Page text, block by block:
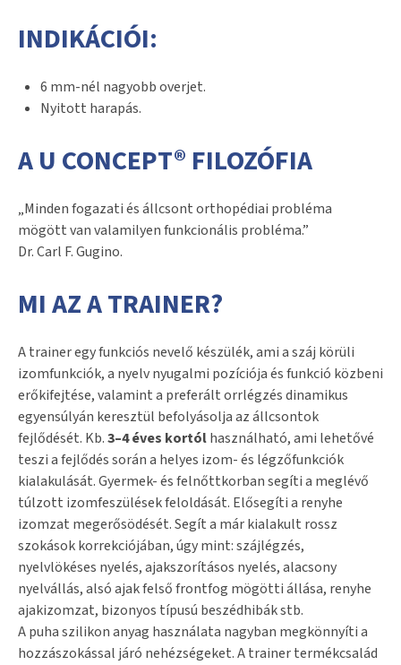
INDIKÁCIÓI:
6 mm-nél nagyobb overjet.
Nyitott harapás.
A U CONCEPT® FILOZÓFIA
„Minden fogazati és állcsont orthopédiai probléma
mögött van valamilyen funkcionális probléma.”
Dr. Carl F. Gugino.
MI AZ A TRAINER?
A trainer egy funkciós nevelő készülék, ami a száj körüli
izomfunkciók, a nyelv nyugalmi pozíciója és funkció közbeni
erőkifejtése, valamint a preferált orrlégzés dinamikus
egyensúlyán keresztül befolyásolja az állcsontok
fejlődését. Kb.3–4 éves kortólhasználható, ami lehetővé
teszi a fejlődés során a helyes izom- és légzőfunkciók
kialakulását. Gyermek- és felnőttkorban segíti a meglévő
túlzott izomfeszülések feloldását. Elősegíti a renyhe
izomzat megerősödését. Segít a már kialakult rossz
szokások korrekciójában, úgy mint: szájlégzés,
nyelvlökéses nyelés, ajakszorításos nyelés, alacsony
nyelvállás, alsó ajak felső frontfog mögötti állása, renyhe
ajakizomzat, bizonyos típusú beszédhibák stb.
A puha szilikon anyag használata nagyban megkönnyíti a
hozzászokással járó nehézségeket. A trainer termékcsalád